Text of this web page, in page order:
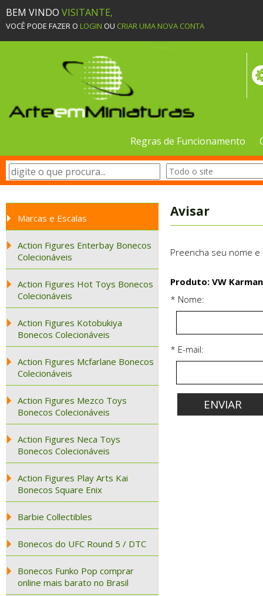
BEM VINDO VISITANTE,
VOCÊ PODE FAZER O LOGIN OU CRIAR UMA NOVA CONTA
Regras de Funcionamento
Marcas e Escalas
Action Figures Enterbay Bonecos
Colecionáveis
Action Figures Hot Toys Bonecos
Colecionáveis
Action Figures Kotobukiya
Bonecos Colecionáveis
Action Figures Mcfarlane Bonecos
Colecionáveis
Action Figures Mezco Toys
Bonecos Colecionáveis
Action Figures Neca Toys
Bonecos Colecionáveis
Action Figures Play Arts Kai
Bonecos Square Enix
Barbie Collectibles
Bonecos do UFC Round 5 / DTC
Bonecos Funko Pop comprar
online mais barato no Brasil
Avisar
Preencha seu nome
Produto: VW
* Nome:
* E-mail: